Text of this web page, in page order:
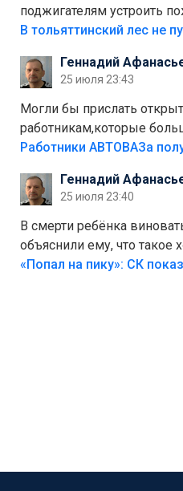
поджигателям устроить
костры,тех надо
Штрафы мизерные.
Геннадий
25 июля 23:43
Могли бы прислать
работникам,которые
на предприятии.
Работники АВТОВАЗа
Геннадий
25 июля 23:40
В смерти ребёнка
объяснили ему, что такое
Лезть через такой